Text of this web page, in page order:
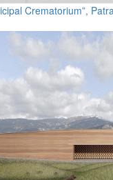
Crematorium”,